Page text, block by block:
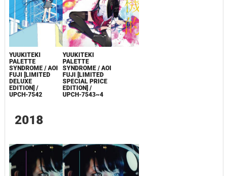
YUUKITEKI
PALETTE
SYNDROME / AOI
FUJI [LIMITED
DELUXE
EDITION] /
UPCH-7542
YUUKITEKI
PALETTE
SYNDROME / AOI
FUJI [LIMITED
SPECIAL PRICE
EDITION] /
UPCH-7543~4
2018